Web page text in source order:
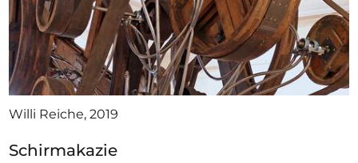
Willi Reiche, 2019
Schirmakazie